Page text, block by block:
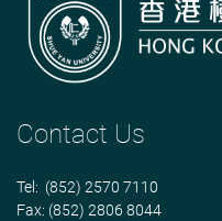
Contact Us
Tel: (852) 2570 7110
Fax: (852) 2806 8044